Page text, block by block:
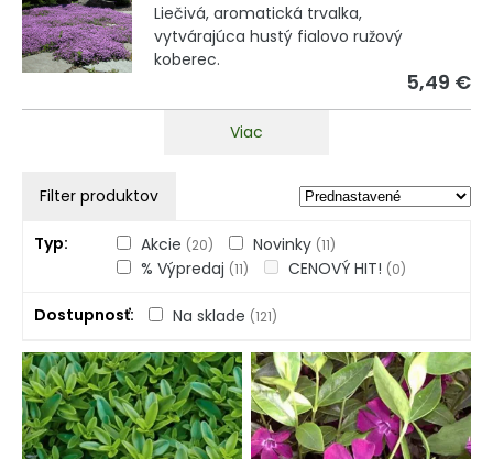
Liečivá, aromatická trvalka,
vytvárajúca hustý fialovo ružový
koberec.
5,49 €
Viac
Filter produktov
Typ Akcie (20) Novinky (11)
% Výpredaj (11) CENOVÝ HIT! (0)
Dostupnosť Na sklade (121)